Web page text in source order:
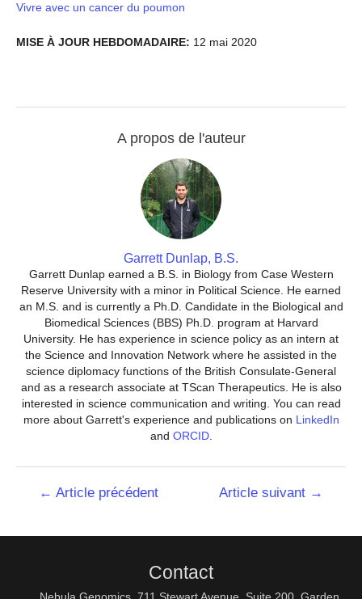
Vivre avec un cancer du poumon
MISE À JOUR HEBDOMADAIRE: 12 mai 2020
A propos de l'auteur
Garrett Dunlap, B.S.
Garrett Dunlap earned a B.S. in Biology from Case Western
Reserve University with a minor in Political Science. He earned
an M.S. and is currently a Ph.D. Candidate in the Biological and
Biomedical Sciences (BBS) Ph.D. program at Harvard
University. He has experience in science policy as an intern at
the Science and Innovation Network where he assisted in the
science diplomacy functions of the British Consulate-General
and as a research associate at TScan Therapeutics. He is also
interested in science communication and writing. You can read
more about Garrett's experience and publications on LinkedIn
and ORCID.
Navigation
← Article précédent Article suivant →
Contact
Nebula Genomics, 711 Stewart Avenue, Suite 200, Garden